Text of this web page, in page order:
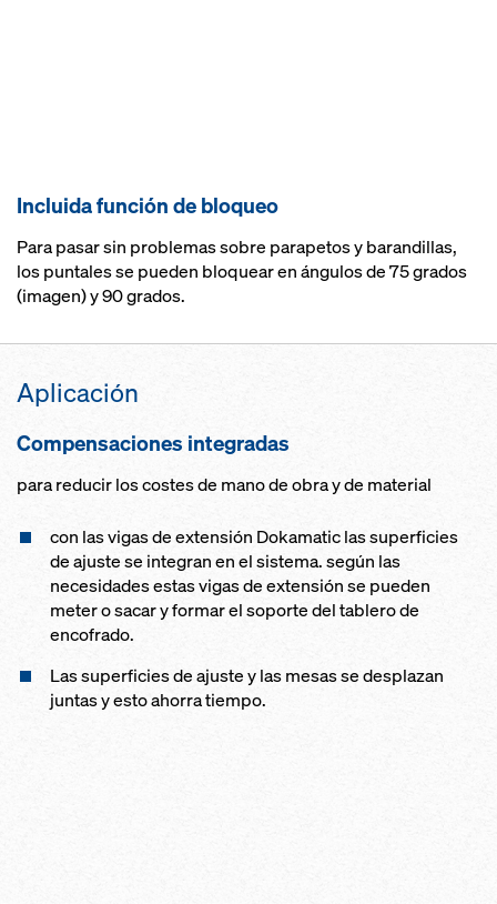
Incluida función de bloqueo
Para pasar sin problemas sobre parapetos y barandillas,
los puntales se pueden bloquear en ángulos de 75 grados
(imagen) y 90 grados.
Aplica­ción
Compensa­ciones integra­das
para reducir los costes de mano de obra y de material
con las vigas de extensión Dokamatic las superficies
de ajuste se integran en el sistema. según las
necesidades estas vigas de extensión se pueden
meter o sacar y formar el soporte del tablero de
encofrado.
Las superficies de ajuste y las mesas se desplazan
juntas y esto ahorra tiempo.